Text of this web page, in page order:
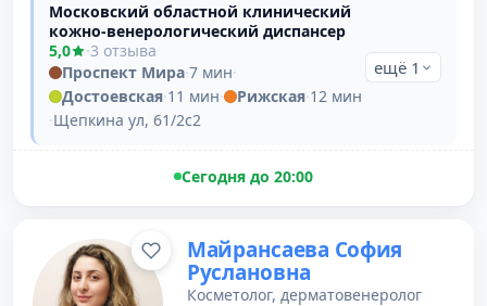
Московский областной клинический
кожно-венерологический диспансер
5,0
·3 отзыва
Проспект Мира·7 мин·
Достоевская·11 мин· Рижская·12 мин
·Щепкина ул, 61/2с2
ещё 1
Сегодня до 20:00
Майрансаева София
Руслановна
Косметолог, дерматовенеролог